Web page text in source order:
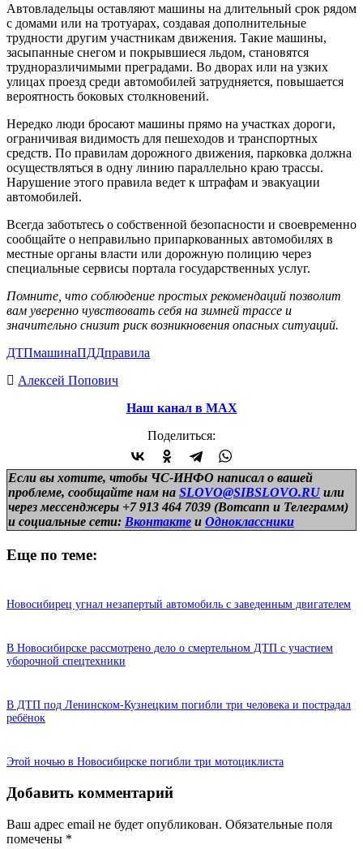
Автовладельцы оставляют машины на длительный срок рядом
с домами или на тротуарах, создавая дополнительные
трудности другим участникам движения. Такие машины,
засыпанные снегом и покрывшиеся льдом, становятся
трудноразличимыми преградами. Во дворах или на узких
улицах проезд среди автомобилей затрудняется, повышается
вероятность боковых столкновений.
Нередко люди бросают машины прямо на участках дороги,
ограничивая видимость для пешеходов и транспортных
средств. По правилам дорожного движения, парковка должна
осуществляться в одну линию параллельно краю трассы.
Нарушение этого правила ведет к штрафам и эвакуации
автомобилей.
Всегда заботьтесь о собственной безопасности и своевременно
сообщайте о неправильно припаркованных автомобилях в
местные органы власти или дорожную полицию через
специальные сервисы портала государственных услуг.
Помните, что соблюдение простых рекомендаций позволит
вам уверенно чувствовать себя на зимней трассе и
значительно снизит риск возникновения опасных ситуаций.
ДТПмашинаПДДправила
Алексей Попович
Наш канал в МАХ
Поделиться:
Если вы хотите, чтобы ЧС-ИНФО написал о вашей
проблеме, сообщайте нам на SLOVO@SIBSLOVO.RU или
через мессенджеры +7 913 464 7039 (Вотсапп и Телеграмм)
и социальные сети: Вконтакте и Одноклассники
Еще по теме:
Новосибирец угнал незапертый автомобиль с заведенным двигателем
В Новосибирске рассмотрено дело о смертельном ДТП с участием
уборочной спецтехники
В ДТП под Ленинском-Кузнецким погибли три человека и пострадал
ребёнок
Этой ночью в Новосибирске погибли три мотоциклиста
Добавить комментарий
Ваш адрес email не будет опубликован. Обязательные поля
помечены *